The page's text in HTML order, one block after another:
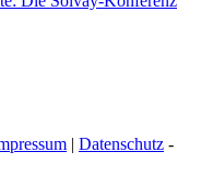
| Datenschutz -